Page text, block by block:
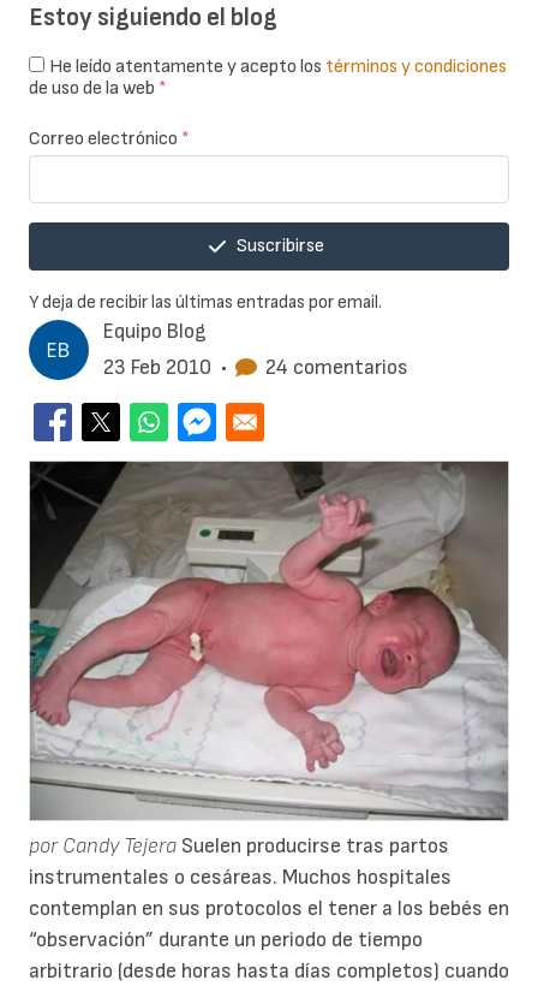
Equipo Blog
23 Feb 2010 • 24 comentarios
por Candy Tejera Suelen producirse tras partos
instrumentales o cesáreas. Muchos hospitales
contemplan en sus protocolos el tener a los bebés en
“observación” durante un periodo de tiempo
arbitrario (desde horas hasta días completos) cuando
Estoy siguiendo el blog
He leído atentamente y acepto los términos y condiciones
de uso de la web *
Correo electrónico *
Suscribirse
Y deja de recibir las últimas entradas por email.